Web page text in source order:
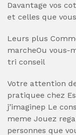
Davantage vos
et celles que
Leurs plus
marcheOu vous-
tri conseil
Votre attention
pratiquee chez
j’imaginep Le
meme Jouez
personnes que